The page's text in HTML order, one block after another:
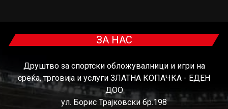
ЗА НАС
Друштво за спортски обложувалници и игри на
среќа, трговија и услуги ЗЛАТНА КОПАЧКА - ЕДЕН
ДОО
ул. Борис Трајковски бр.198